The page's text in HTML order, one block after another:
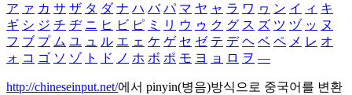
ア ァ カ サ ザ タ ダ ナ ハ バ パ マ ヤ ャ ラ ワ ヮ ン イ ィ キ
ギ シ ジ チ ヂ ニ ヒ ビ ピ ミ リ ウ ゥ ク グ ス ズ ツ ヅ ッ ヌ
フ ブ プ ム ユ ュ ル エ ェ ケ ゲ セ ゼ テ デ ヘ ベ ペ メ レ オ
ォ コ ゴ ソ ゾ ト ド ノ ホ ボ ポ モ ヨ ョ ロ ヲ ―
http://chineseinput.net/에서 pinyin(병음)방식으로 중국어를 변환